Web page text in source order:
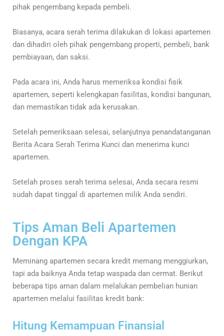
pihak pengembang kepada pembeli.
Biasanya, acara serah terima dilakukan di lokasi apartemen
dan dihadiri oleh pihak pengembang properti, pembeli, bank
pembiayaan, dan saksi.
Pada acara ini, Anda harus memeriksa kondisi fisik
apartemen, seperti kelengkapan fasilitas, kondisi bangunan,
dan memastikan tidak ada kerusakan.
Setelah pemeriksaan selesai, selanjutnya penandatanganan
Berita Acara Serah Terima Kunci dan menerima kunci
apartemen.
Setelah proses serah terima selesai, Anda secara resmi
sudah dapat tinggal di apartemen milik Anda sendiri.
Tips Aman Beli Apartemen
Dengan KPA
Meminang apartemen secara kredit memang menggiurkan,
tapi ada baiknya Anda tetap waspada dan cermat. Berikut
beberapa tips aman dalam melalukan pembelian hunian
apartemen melalui fasilitas kredit bank:
Hitung Kemampuan Finansial